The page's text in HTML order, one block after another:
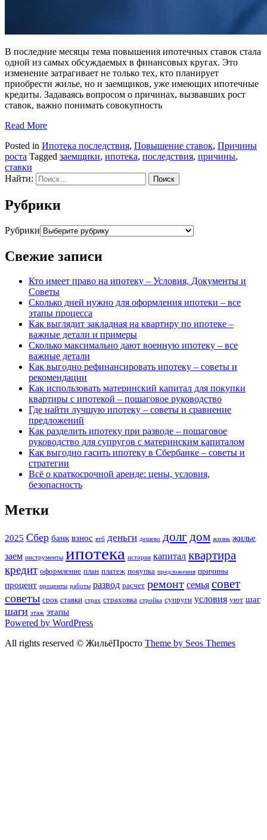
В последние месяцы тема повышения ипотечных ставок стала
одной из самых обсуждаемых в финансовых кругах. Это
изменение затрагивает не только тех, кто планирует
приобрести жилье, но и заемщиков, уже имеющих ипотечные
кредиты. Задаваясь вопросом о причинах, вызвавших рост
ставок, важно понимать совокупность
Read More
Posted in Ипотека последствия, Повышение ставок, Причины
роста Tagged заемщики, ипотека, последствия, причины,
ставки
Найти:
Рубрики
Рубрики
Свежие записи
Кто имеет право на ипотеку – Условия, Документы и
Советы
Сколько дней нужно для оформления ипотеки – все
этапы процесса
Как выглядит закладная на квартиру по ипотеке –
важные детали и примеры
Сколько максимально дают военную ипотеку – все
важные детали
Как выгодно рефинансировать ипотеку – советы и
рекомендации
Как использовать материнский капитал для покупки
квартиры с ипотекой – пошаговое руководство
Где найти лучшую ипотеку – советы и сравнение
предложений
Как разделить ипотеку при разводе – пошаговое
руководство для супругов с материнским капиталом
Как выгодно гасить ипотеку в Сбербанке – советы и
стратегии
Всё о краткосрочной аренде: цены, условия,
безопасность
Метки
2025 Сбер банк взнос втб деньги дешево долг дом жизнь жилье
заем инструменты ипотека история капитал квартира
кредит оформление план платеж покупка предложения причины
процент проценты работы развод расчет ремонт семья совет
советы срок ставки страх страховка стройка супруги условия уют шаг
шаги этаж этапы
Powered by WordPress
All rights reserved © ЖильёПросто Theme by Seos Themes